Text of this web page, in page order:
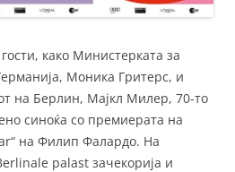
како Министерката за
Моника Гритерс, и
на Берлин, Мајкл Милер, 70-то
синоќа со премиерата на
на Филип Фалардо. На
palast зачекорија и